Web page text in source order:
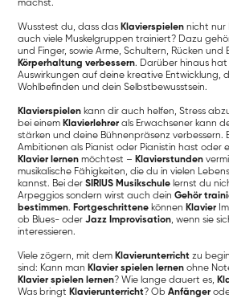
machst.
Wusstest du, dass das Klavierspielen nicht nur
auch viele Muskelgruppen trainiert? Dazu
und Finger, sowie Arme, Schultern, Rücken und
Körperhaltung verbessern. Darüber hinaus hat
Auswirkungen auf deine kreative Entwicklung,
Wohlbefinden und dein Selbstbewusstsein.
Klavierspielen kann dir auch helfen, Stress
bei einem Klavierlehrer als Erwachsener kann
stärken und deine Bühnenpräsenz verbessern.
Ambitionen als Pianist oder Pianistin hast oder
Klavier lernen möchtest – Klavierstunden
musikalische Fähigkeiten, die du in vielen
kannst. Bei derSIRIUS Musikschule lernst du
Arpeggios sondern wirst auch deinGehör
bestimmen. Fortgeschrittene können Klavier
ob Blues- oderJazz Improvisation, wenn sie
interessieren.
Viele zögern, mit dem Klavierunterricht zu
sind: Kann man Klavier spielen lernen ohne
Klavier spielen lernen? Wie lange dauert es,
Was bringt Klavierunterricht? ObAnfänger